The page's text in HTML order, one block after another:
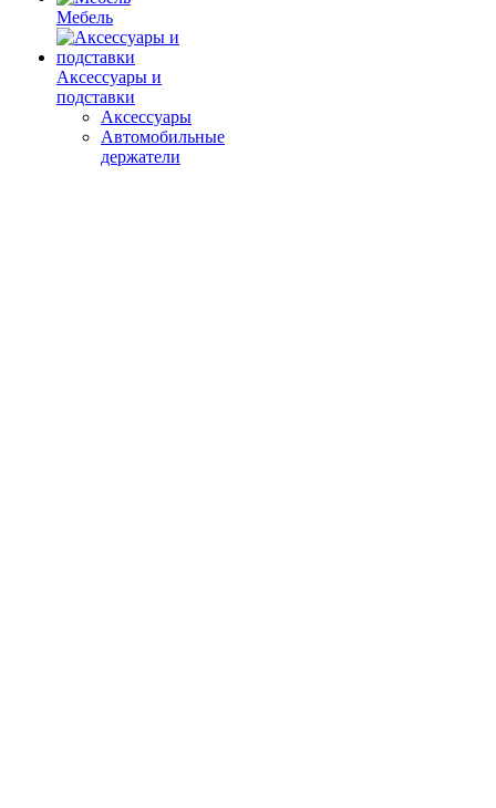
Мебель
Аксессуары и
подставки
Аксессуары
Автомобильные
держатели